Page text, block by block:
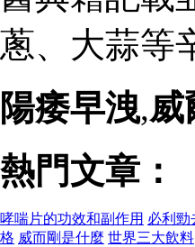
蔥、大蒜等
陽痿早洩,威
熱門文章：
哮喘片的功效和副作用 必利勁
格 威而剛是什麼 世界三大飲料